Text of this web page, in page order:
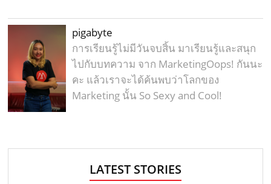
pigabyte
การเรียนรู้ไม่มีวันจบสิ้น มาเรียนรู้และสนุก
ไปกับบทความ จาก MarketingOops! กันนะ
คะ แล้วเราจะได้ค้นพบว่าโลกของ
Marketing นั้น So Sexy and Cool!
LATEST STORIES